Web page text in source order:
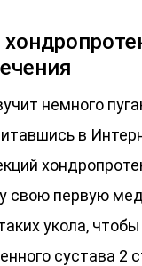
немного
в
свою первую
укола,
сустава 2